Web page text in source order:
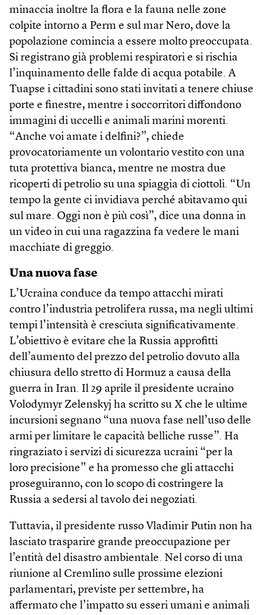
minaccia inoltre la flora e la fauna nelle zone
colpite intorno a Perm e sul mar Nero, dove la
popolazione comincia a essere molto preoccupata.
Si registrano già problemi respiratori e si rischia
l’inquinamento delle falde di acqua potabile. A
Tuapse i cittadini sono stati invitati a tenere chiuse
porte e finestre, mentre i soccorritori diffondono
immagini di uccelli e animali marini morenti.
“Anche voi amate i delfini?”, chiede
provocatoriamente un volontario vestito con una
tuta protettiva bianca, mentre ne mostra due
ricoperti di petrolio su una spiaggia di ciottoli. “Un
tempo la gente ci invidiava perché abitavamo qui
sul mare. Oggi non è più così”, dice una donna in
un video in cui una ragazzina fa vedere le mani
macchiate di greggio.
Una nuova fase
L’Ucraina conduce da tempo attacchi mirati
contro l’industria petrolifera russa, ma negli ultimi
tempi l’intensità è cresciuta significativamente.
L’obiettivo è evitare che la Russia approfitti
dell’aumento del prezzo del petrolio dovuto alla
chiusura dello stretto di Hormuz a causa della
guerra in Iran. Il 29 aprile il presidente ucraino
Volodymyr Zelenskyj ha scritto su X che le ultime
incursioni segnano “una nuova fase nell’uso delle
armi per limitare le capacità belliche russe”. Ha
ringraziato i servizi di sicurezza ucraini “per la
loro precisione” e ha promesso che gli attacchi
proseguiranno, con lo scopo di costringere la
Russia a sedersi al tavolo dei negoziati.
Tuttavia, il presidente russo Vladimir Putin non ha
lasciato trasparire grande preoccupazione per
l’entità del disastro ambientale. Nel corso di una
riunione al Cremlino sulle prossime elezioni
parlamentari, previste per settembre, ha
affermato che l’impatto su esseri umani e animali